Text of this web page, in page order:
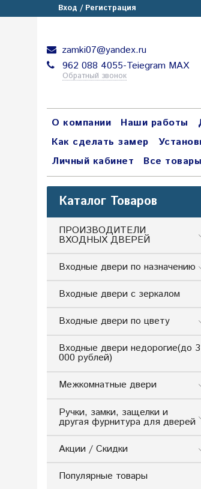
Вход / Регистрация
zamki07@yandex.ru
962 088 4055-Teiegram МАХ
Обратный звонок
О компании Наши работы
Как сделать замер
Личный кабинет
Все товары
Каталог Товаров
ПРОИЗВОДИТЕЛИ
ВХОДНЫХ ДВЕРЕЙ
Входные двери по назначению
Входные двери с зеркалом
Входные двери по цвету
Входные двери недорогие(до
000 рублей)
Межкомнатные двери
Ручки, замки, защелки и
другая фурнитура для дверей
Акции / Скидки
Популярные товары